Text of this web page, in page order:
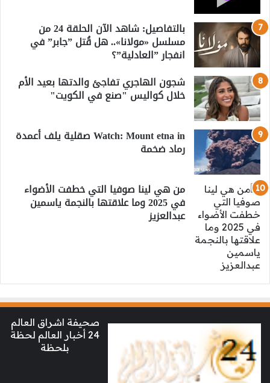
بالتفاصيل: شاهد الآن الحلقة 24 من
مسلسل «مولانا».. هل قُتل ”جابر” في
انفجار ”العادلية”؟
شجون الهاجري تفاجئ والدتها بعيد الأم
خلال كواليس "صنع في الكويت"
Watch: Mount etna in صقلية يلف أعمدة
رماد ضخمة
من هي لينا صوفيا التي خطفت الأضواء
في 2025 وما علاقتها بالنجمة ياسمين
عبدالعزيز
صحيفة اشراق العالم
24 أخبار العالم لحظة
بلحظة